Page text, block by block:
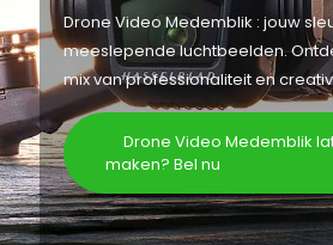
Drone Video Medemblik : jouw
meeslepende luchtbeelden.
mix van professionaliteit en
Drone Video Medemblik
maken? Bel nu